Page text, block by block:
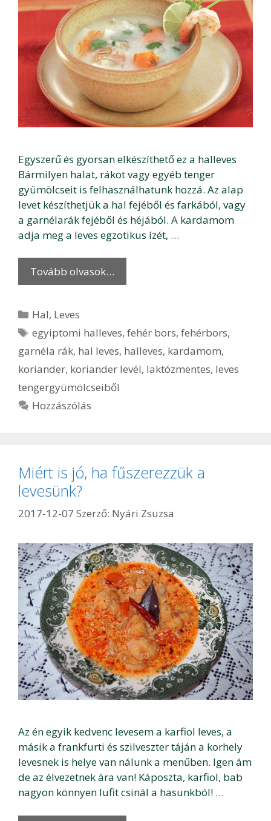
Egyszerű és gyorsan elkészíthető ez a halleves
Bármilyen halat, rákot vagy egyéb tenger
gyümölcseit is felhasználhatunk hozzá. Az alap
levet készíthetjük a hal fejéből és farkából, vagy
a garnélarák fejéből és héjából. A kardamom
adja meg a leves egzotikus ízét, …
Tovább olvasok…
Kategória
Hal, Leves
Címkék
egyiptomi halleves,fehér bors,fehérbors,
garnéla rák, hal leves, halleves, kardamom,
koriander, koriander levél, laktózmentes, leves
tengergyümölcseiből
Hozzászólás
Miért is jó, ha fűszerezzük a
levesünk?
2017-12-07 Szerző: Nyári Zsuzsa
Az én egyik kedvenc levesem a karfiol leves, a
másik a frankfurti és szilveszter táján a korhely
levesnek is helye van nálunk a menűben. Igen ám
de az élvezetnek ára van! Káposzta, karfiol, bab
nagyon könnyen lufit csinál a hasunkból! …